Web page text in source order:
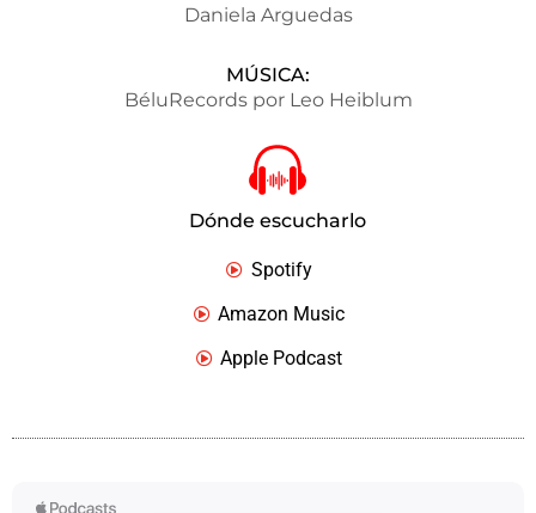
Daniela Arguedas
MÚSICA:
BéluRecords por Leo Heiblum
Dónde escucharlo
Spotify
Amazon Music
Apple Podcast